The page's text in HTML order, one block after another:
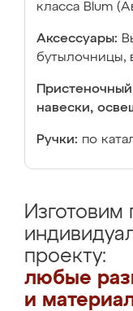
класса Blum
Аксессуары:
бутылочницы,
навески,
Ручки: по
Изготовим
проекту:
любые
и